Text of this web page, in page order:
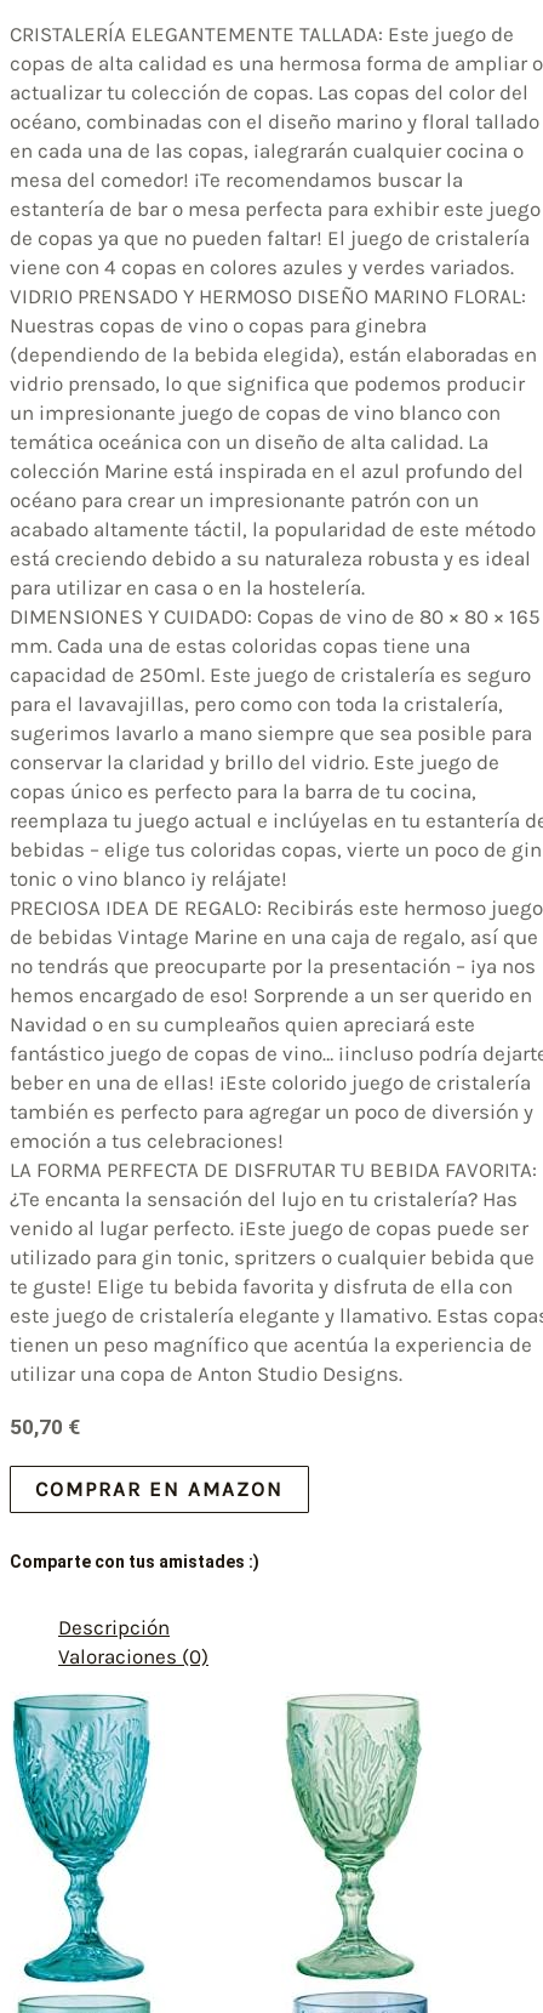
CRISTALERÍA ELEGANTEMENTE TALLADA: Este juego de
copas de alta calidad es una hermosa forma de ampliar o
actualizar tu colección de copas. Las copas del color del
océano, combinadas con el diseño marino y floral tallado
en cada una de las copas, ¡alegrarán cualquier cocina o
mesa del comedor! ¡Te recomendamos buscar la
estantería de bar o mesa perfecta para exhibir este juego
de copas ya que no pueden faltar! El juego de cristalería
viene con 4 copas en colores azules y verdes variados.
VIDRIO PRENSADO Y HERMOSO DISEÑO MARINO FLORAL:
Nuestras copas de vino o copas para ginebra
(dependiendo de la bebida elegida), están elaboradas en
vidrio prensado, lo que significa que podemos producir
un impresionante juego de copas de vino blanco con
temática oceánica con un diseño de alta calidad. La
colección Marine está inspirada en el azul profundo del
océano para crear un impresionante patrón con un
acabado altamente táctil, la popularidad de este método
está creciendo debido a su naturaleza robusta y es ideal
para utilizar en casa o en la hostelería.
DIMENSIONES Y CUIDADO: Copas de vino de 80 × 80 × 165
mm. Cada una de estas coloridas copas tiene una
capacidad de 250ml. Este juego de cristalería es seguro
para el lavavajillas, pero como con toda la cristalería,
sugerimos lavarlo a mano siempre que sea posible para
conservar la claridad y brillo del vidrio. Este juego de
copas único es perfecto para la barra de tu cocina,
reemplaza tu juego actual e inclúyelas en tu estantería
bebidas – elige tus coloridas copas, vierte un poco de gin
tonic o vino blanco ¡y relájate!
PRECIOSA IDEA DE REGALO: Recibirás este hermoso juego
de bebidas Vintage Marine en una caja de regalo, así que
no tendrás que preocuparte por la presentación – ¡ya nos
hemos encargado de eso! Sorprende a un ser querido en
Navidad o en su cumpleaños quien apreciará este
fantástico juego de copas de vino… ¡incluso podría
beber en una de ellas! ¡Este colorido juego de cristalería
también es perfecto para agregar un poco de diversión y
emoción a tus celebraciones!
LA FORMA PERFECTA DE DISFRUTAR TU BEBIDA FAVORITA:
¿Te encanta la sensación del lujo en tu cristalería? Has
venido al lugar perfecto. ¡Este juego de copas puede ser
utilizado para gin tonic, spritzers o cualquier bebida que
te guste! Elige tu bebida favorita y disfruta de ella con
este juego de cristalería elegante y llamativo. Estas
tienen un peso magnífico que acentúa la experiencia de
utilizar una copa de Anton Studio Designs.
50,70 €
COMPRAR EN AMAZON
Comparte con tus amistades :)
Descripción
Valoraciones (0)